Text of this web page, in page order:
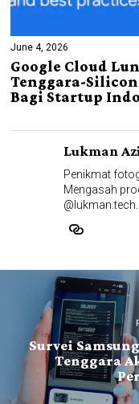
June 4, 2026
Google Cloud
Tenggara-
Bagi Startup
Lukman
Penikmat
Mengasah
@lukman.tech.
Survei
Tenggara